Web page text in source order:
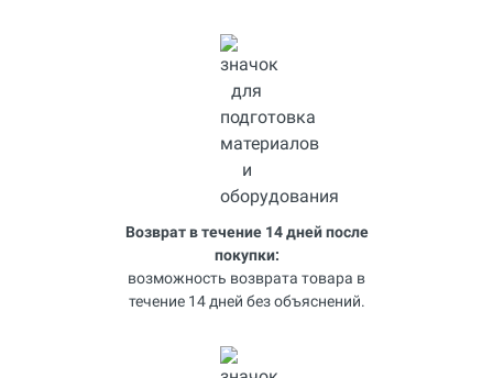
Возврат в течение 14 дней после
покупки:
возможность возврата товара в
течение 14 дней без объяснений.